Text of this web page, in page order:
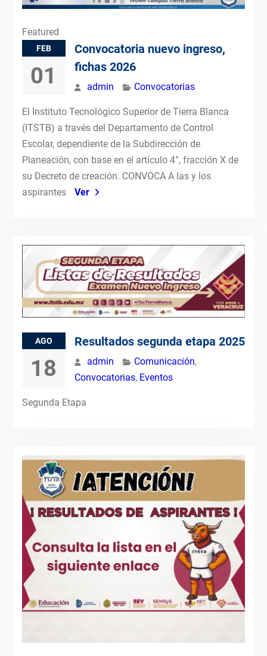
Featured
FEB
01
Convocatoria nuevo ingreso,
fichas 2026
admin Convocatorias
El Instituto Tecnológico Superior de Tierra Blanca
(ITSTB) a través del Departamento de Control
Escolar, dependiente de la Subdirección de
Planeación, con base en el artículo 4°, fracción X de
su Decreto de creación. CONVOCA A las y los
aspirantes
Ver
AGO
18
Resultados segunda etapa 2025
admin Comunicación,
Convocatorias, Eventos
Segunda Etapa